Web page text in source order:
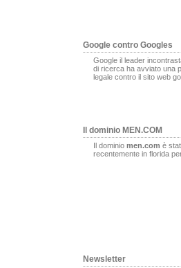
Google contro Googles
Google il leader
di ricerca ha avviato una
legale contro il sito web
Il dominio MEN.COM
Il dominio men.com è
recentemente in florida
Newsletter